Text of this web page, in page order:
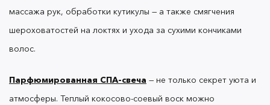
массажа рук, обработки кутикулы — а также смягчения
шероховатостей на локтях и ухода за сухими кончиками
волос.
Парфюмированная СПА-свеча — не только секрет уюта и
атмосферы. Теплый кокосово-соевый воск можно